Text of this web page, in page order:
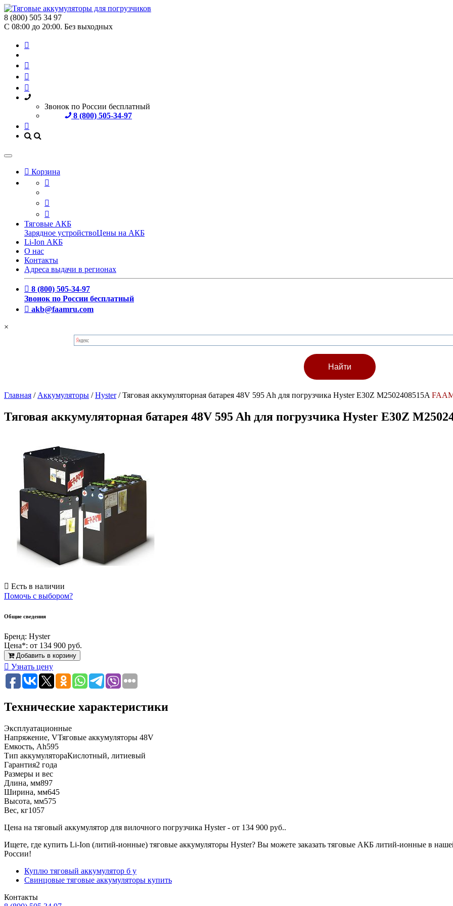
8 (800) 505 34 97
С 08:00 до 20:00. Без выходных
Звонок по России бесплатный
8 (800) 505-34-97
Корзина
Тяговые АКБ
Зарядное устройствоЦены на АКБ
Li-Ion АКБ
О нас
Контакты
Адреса выдачи в регионах
8 (800) 505-34-97
Звонок по России бесплатный
akb@faamru.com
×
Главная / Аккумуляторы /Hyster/Тяговая аккумуляторная батарея 48V 595 Ah для погрузчика Hyster E30Z M2502408515A
Тяговая аккумуляторная батарея 48V 595 Ah для погрузчика Hyster E30Z
Есть в наличии
Помочь с выбором?
Общие сведения
Бренд: Hyster
Цена*: от 134 900 руб.
Добавить в корзину
Узнать цену
Технические характеристики
Эксплуатационные
Напряжение, VТяговые аккумуляторы 48V
Емкость, Ah595
Тип аккумулятораКислотный, литиевый
Гарантия2 года
Размеры и вес
Длина, мм897
Ширина, мм645
Высота, мм575
Вес, кг1057
Цена на тяговый аккумулятор для вилочного погрузчика Hyster - от 134 900 руб..
Ищете, где купить Li-Ion (литий-ионные) тяговые аккумуляторы Hyster? Вы можете заказать тяговые АКБ литий-ионные в
России!
Куплю тяговый аккумулятор б у
Свинцовые тяговые аккумуляторы купить
Контакты